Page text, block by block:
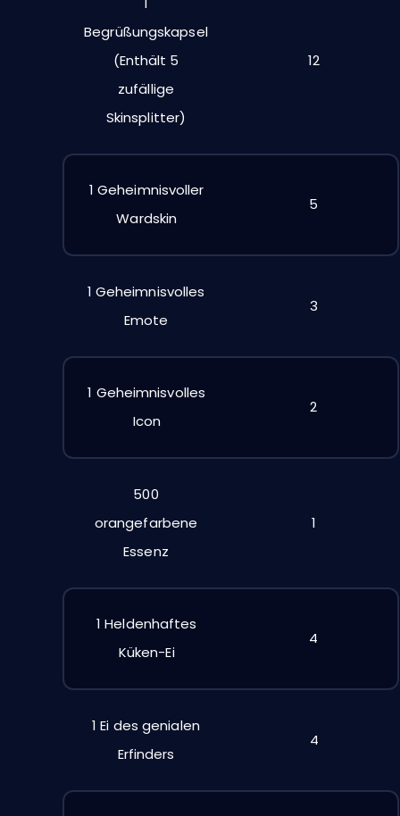
Begrüßungskapsel
(Enthält 5
zufällige
Skinsplitter)
12
1 Geheimnisvoller
Wardskin
5
1 Geheimnisvolles
Emote
3
1 Geheimnisvolles
Icon
2
500
orangefarbene
Essenz
1
1 Heldenhaftes
Küken-Ei
4
1 Ei des genialen
Erfinders
4